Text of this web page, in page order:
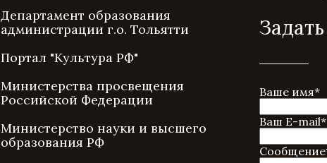
Департамент образования
администрации г.о. Тольятти
Портал "Культура РФ"
Министерства просвещения
Российской Федерации
Министерство науки и высшего
образования РФ
Ваше имя*
Ваш E-mail*
Сообщение